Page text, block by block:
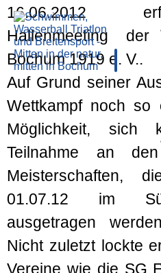
16.06.2012
Hallenmeeting der
Bochum 1919 e. V..
Auf Grund seiner
Wettkampf noch so
Möglichkeit, sich
Teilnahme an den
Meisterschaften,
01.07.12 im
ausgetragen
Nicht zuletzt lockte
Vereine wie die SG